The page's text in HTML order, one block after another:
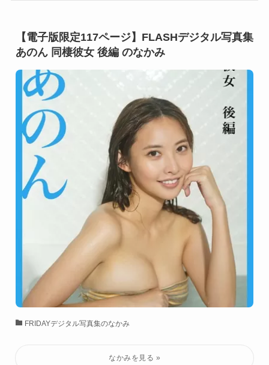
【電子版限定117ページ】FLASHデジタル写真集
あのん 同棲彼女 後編 のなかみ
FRIDAYデジタル写真集のなかみ